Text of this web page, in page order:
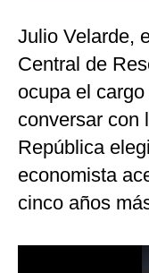
EEUU
México
España
Internacional
Tecnología
Club del Suscriptor
Mix
Julio Velarde,
Central de
ocupa el
conversar con
República
economista
cinco años